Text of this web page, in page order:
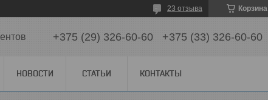
Корзина
23 отзыва
+375 (29) 326-60-60 +375 (33) 326-60-60
НОВОСТИ СТАТЬИ КОНТАКТЫ